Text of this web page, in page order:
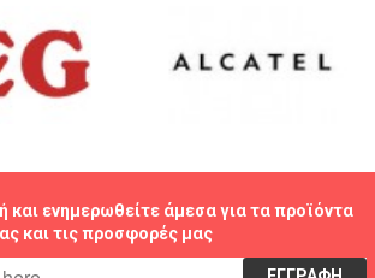
και ενημερωθείτε άμεσα για τα προϊόντα
και τις προσφορές μας